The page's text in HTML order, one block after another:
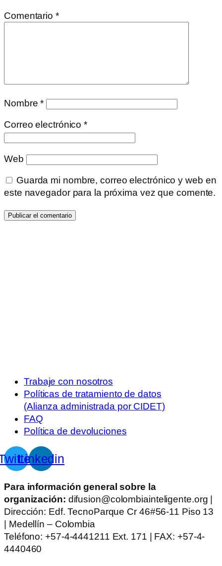
Comentario *
Nombre*
Correo electrónico*
Web
Guarda mi nombre, correo electrónico y web en
este navegador para la próxima vez que comente.
Trabaje con nosotros
Políticas de tratamiento de datos
(Alianza administrada por CIDET)
FAQ
Política de devoluciones
Linkedin
Para información general sobre la
organización: difusion@colombiainteligente.org |
Dirección: Edf. TecnoParque Cr 46#56-11 Piso 13
| Medellín – Colombia
Teléfono: +57-4-4441211 Ext. 171 | FAX: +57-4-
4440460